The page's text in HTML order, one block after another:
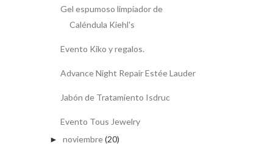
Gel espumoso limpiador de
Caléndula Kiehl's
Evento Kiko y regalos.
Advance Night Repair Estée Lauder
Jabón de Tratamiento Isdruc
Evento Tous Jewelry
► noviembre(20)